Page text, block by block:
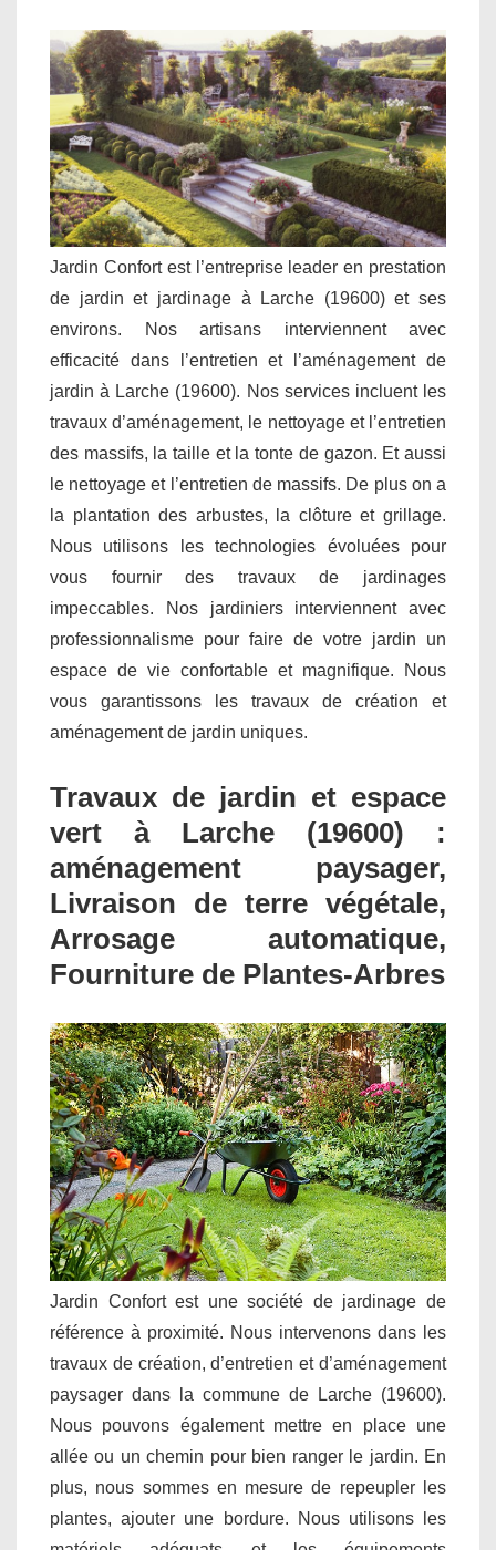
Jardin Confort est l’entreprise leader en prestation
de jardin et jardinage à Larche (19600) et ses
environs. Nos artisans interviennent avec
efficacité dans l’entretien et l’aménagement de
jardin à Larche (19600). Nos services incluent les
travaux d’aménagement, le nettoyage et l’entretien
des massifs, la taille et la tonte de gazon. Et aussi
le nettoyage et l’entretien de massifs. De plus on a
la plantation des arbustes, la clôture et grillage.
Nous utilisons les technologies évoluées pour
vous fournir des travaux de jardinages
impeccables. Nos jardiniers interviennent avec
professionnalisme pour faire de votre jardin un
espace de vie confortable et magnifique. Nous
vous garantissons les travaux de création et
aménagement de jardin uniques.
Travaux de jardin et espace
vert à Larche (19600) :
aménagement paysager,
Livraison de terre végétale,
Arrosage automatique,
Fourniture de Plantes-Arbres
Jardin Confort est une société de jardinage de
référence à proximité. Nous intervenons dans les
travaux de création, d’entretien et d’aménagement
paysager dans la commune de Larche (19600).
Nous pouvons également mettre en place une
allée ou un chemin pour bien ranger le jardin. En
plus, nous sommes en mesure de repeupler les
plantes, ajouter une bordure. Nous utilisons les